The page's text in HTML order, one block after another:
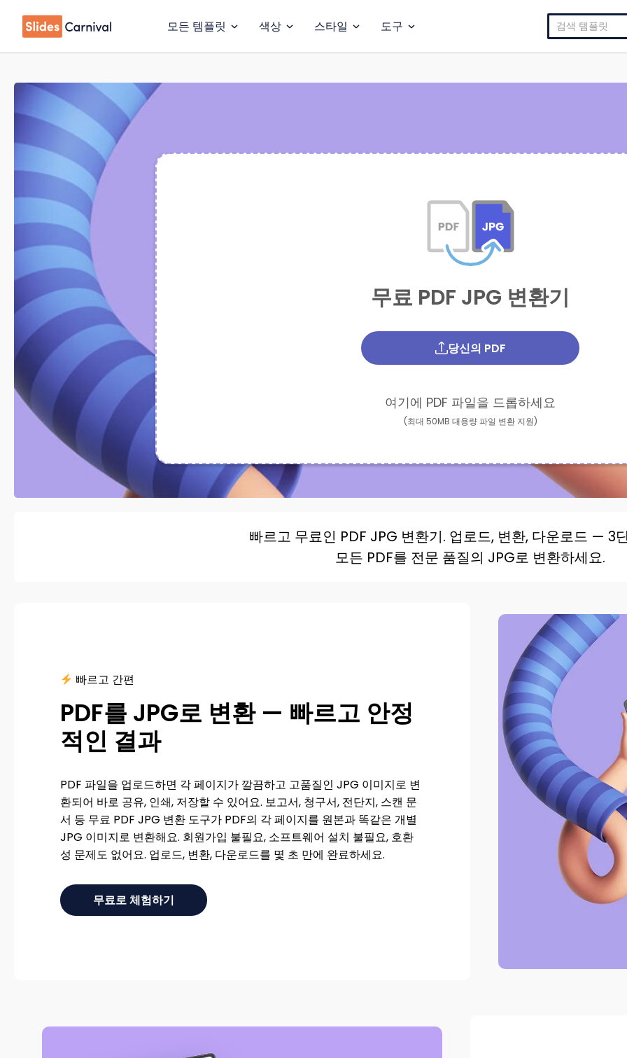
모든 템플릿 색상 스타일 도구
색:
무료 PDF JPG 변환기
당신의 PDF
여기에 PDF 파일을 드롭하세요
(최대 50MB 대용량 파일 변환 지원)
빠르고 무료인 PDF JPG 변환기. 업로드, 변환, 다운로드 — 3
모든 PDF를 전문 품질의 JPG로 변환하세요.
빠르고 간편
PDF를 JPG로 변환 — 빠르고 안정
적인 결과
PDF 파일을 업로드하면 각 페이지가 깔끔하고 고품질인 JPG 이미지로 변
환되어 바로 공유, 인쇄, 저장할 수 있어요. 보고서, 청구서, 전단지, 스캔 문
서 등 무료 PDF JPG 변환 도구가 PDF의 각 페이지를 원본과 똑같은 개별
JPG 이미지로 변환해요. 회원가입 불필요, 소프트웨어 설치 불필요, 호환
성 문제도 없어요. 업로드, 변환, 다운로드를 몇 초 만에 완료하세요.
무료로 체험하기